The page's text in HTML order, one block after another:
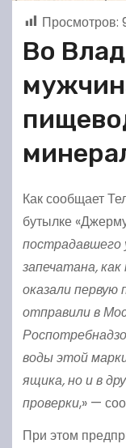
Просмотров:
Во
Как сообщает
бутылке
запечатана,
оказали
отправили в
воды этой
ящика, но и в
проверки,» —
При этом